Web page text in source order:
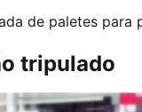
de paletes para
tripulado